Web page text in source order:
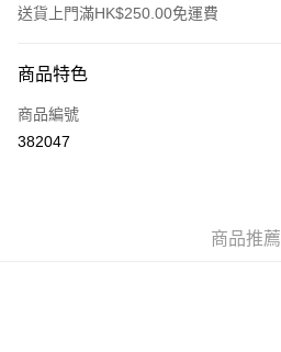
送貨上門滿HK$250.00免運費
信用卡
Apple Pay
商品特色
商品編號
382047
商品推薦